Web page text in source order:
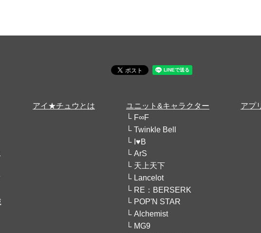
アイ★チュウとは
ユニット&キャラクター
F∞F
Twinkle Bell
I♥B
ArS
天上天下
Lancelot
RE：BERSERK
POP'N STAR
Alchemist
MG9
アプ